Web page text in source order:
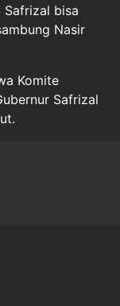
Safrizal bisa
Nasir
Komite
Safrizal